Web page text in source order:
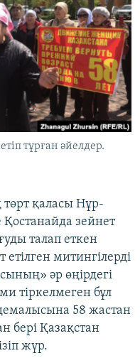
тұрған әйелдер.
қаласы Нұр-
зейнет
талап еткен
етілген митингілерді
әр өңірдегі
тіркелмеген бұл
58 жастан
бері Қазақстан
жүр.